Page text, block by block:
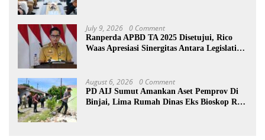
July 9, 2026 0 Comment
Ranperda APBD TA 2025 Disetujui, Rico
Waas Apresiasi Sinergitas Antara Legislatif
August 6, 2026 0 Comment
PD AIJ Sumut Amankan Aset Pemprov Di
Binjai, Lima Rumah Dinas Eks Bioskop Ria